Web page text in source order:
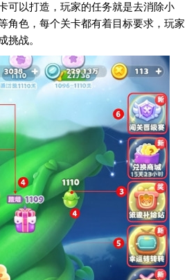
可以打造，玩家的任务就是去消除小
角色，每个关卡都有着目标要求，玩家
挑战。